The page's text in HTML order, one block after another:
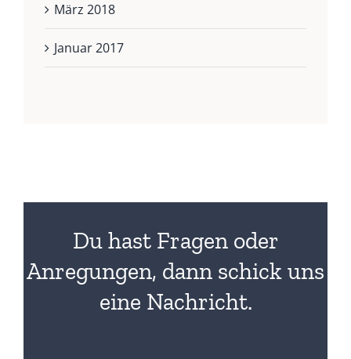
März 2018
Januar 2017
Du hast Fragen oder
Anregungen, dann schick uns
eine Nachricht.